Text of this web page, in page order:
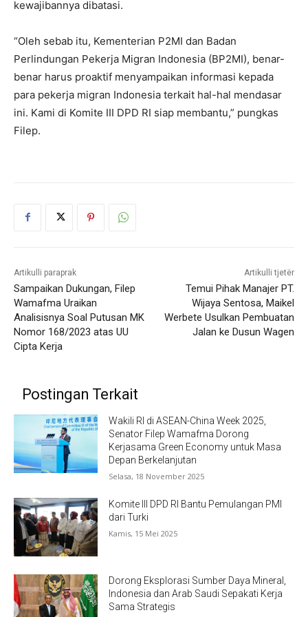
kewajibannya dibatasi.
“Oleh sebab itu, Kementerian P2MI dan Badan
Perlindungan Pekerja Migran Indonesia (BP2MI), benar-
benar harus proaktif menyampaikan informasi kepada
para pekerja migran Indonesia terkait hal-hal mendasar
ini. Kami di Komite III DPD RI siap membantu,” pungkas
Filep.
Artikulli paraprak
Sampaikan Dukungan, Filep
Wamafma Uraikan
Analisisnya Soal Putusan MK
Nomor 168/2023 atas UU
Cipta Kerja
Artikulli tjetër
Temui Pihak Manajer PT.
Wijaya Sentosa, Maikel
Werbete Usulkan Pembuatan
Jalan ke Dusun Wagen
Postingan Terkait
Wakili RI di ASEAN-China Week 2025,
Senator Filep Wamafma Dorong
Kerjasama Green Economy untuk Masa
Depan Berkelanjutan
Selasa, 18 November 2025
Komite III DPD RI Bantu Pemulangan PMI
dari Turki
Kamis, 15 Mei 2025
Dorong Eksplorasi Sumber Daya Mineral,
Indonesia dan Arab Saudi Sepakati Kerja
Sama Strategis